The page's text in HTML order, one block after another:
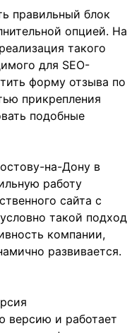
правильный блок
опцией. На
такого
для SEO-
форму отзыва по
прикрепления
подобные
на-Дону в
работу
сайта с
такой подход
компании,
развивается.
версию и работает